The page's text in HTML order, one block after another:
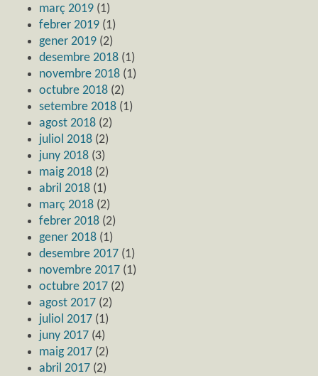
març 2019 (1)
febrer 2019 (1)
gener 2019 (2)
desembre 2018 (1)
novembre 2018 (1)
octubre 2018 (2)
setembre 2018 (1)
agost 2018 (2)
juliol 2018 (2)
juny 2018 (3)
maig 2018 (2)
abril 2018 (1)
març 2018 (2)
febrer 2018 (2)
gener 2018 (1)
desembre 2017 (1)
novembre 2017 (1)
octubre 2017 (2)
agost 2017 (2)
juliol 2017 (1)
juny 2017 (4)
maig 2017 (2)
abril 2017 (2)